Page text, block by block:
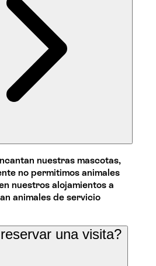
nuestras mascotas,
no permitimos animales
nuestros alojamientos a
animales de servicio
una visita?